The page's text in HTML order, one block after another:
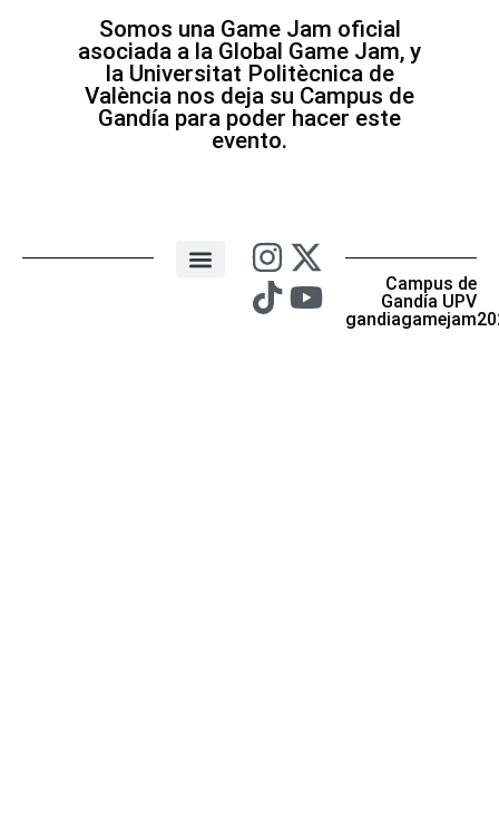
Somos una Game Jam oficial
asociada a la Global Game Jam, y
la Universitat Politècnica de
València nos deja su Campus de
Gandía para poder hacer este
evento.
Campus de
Gandía UPV